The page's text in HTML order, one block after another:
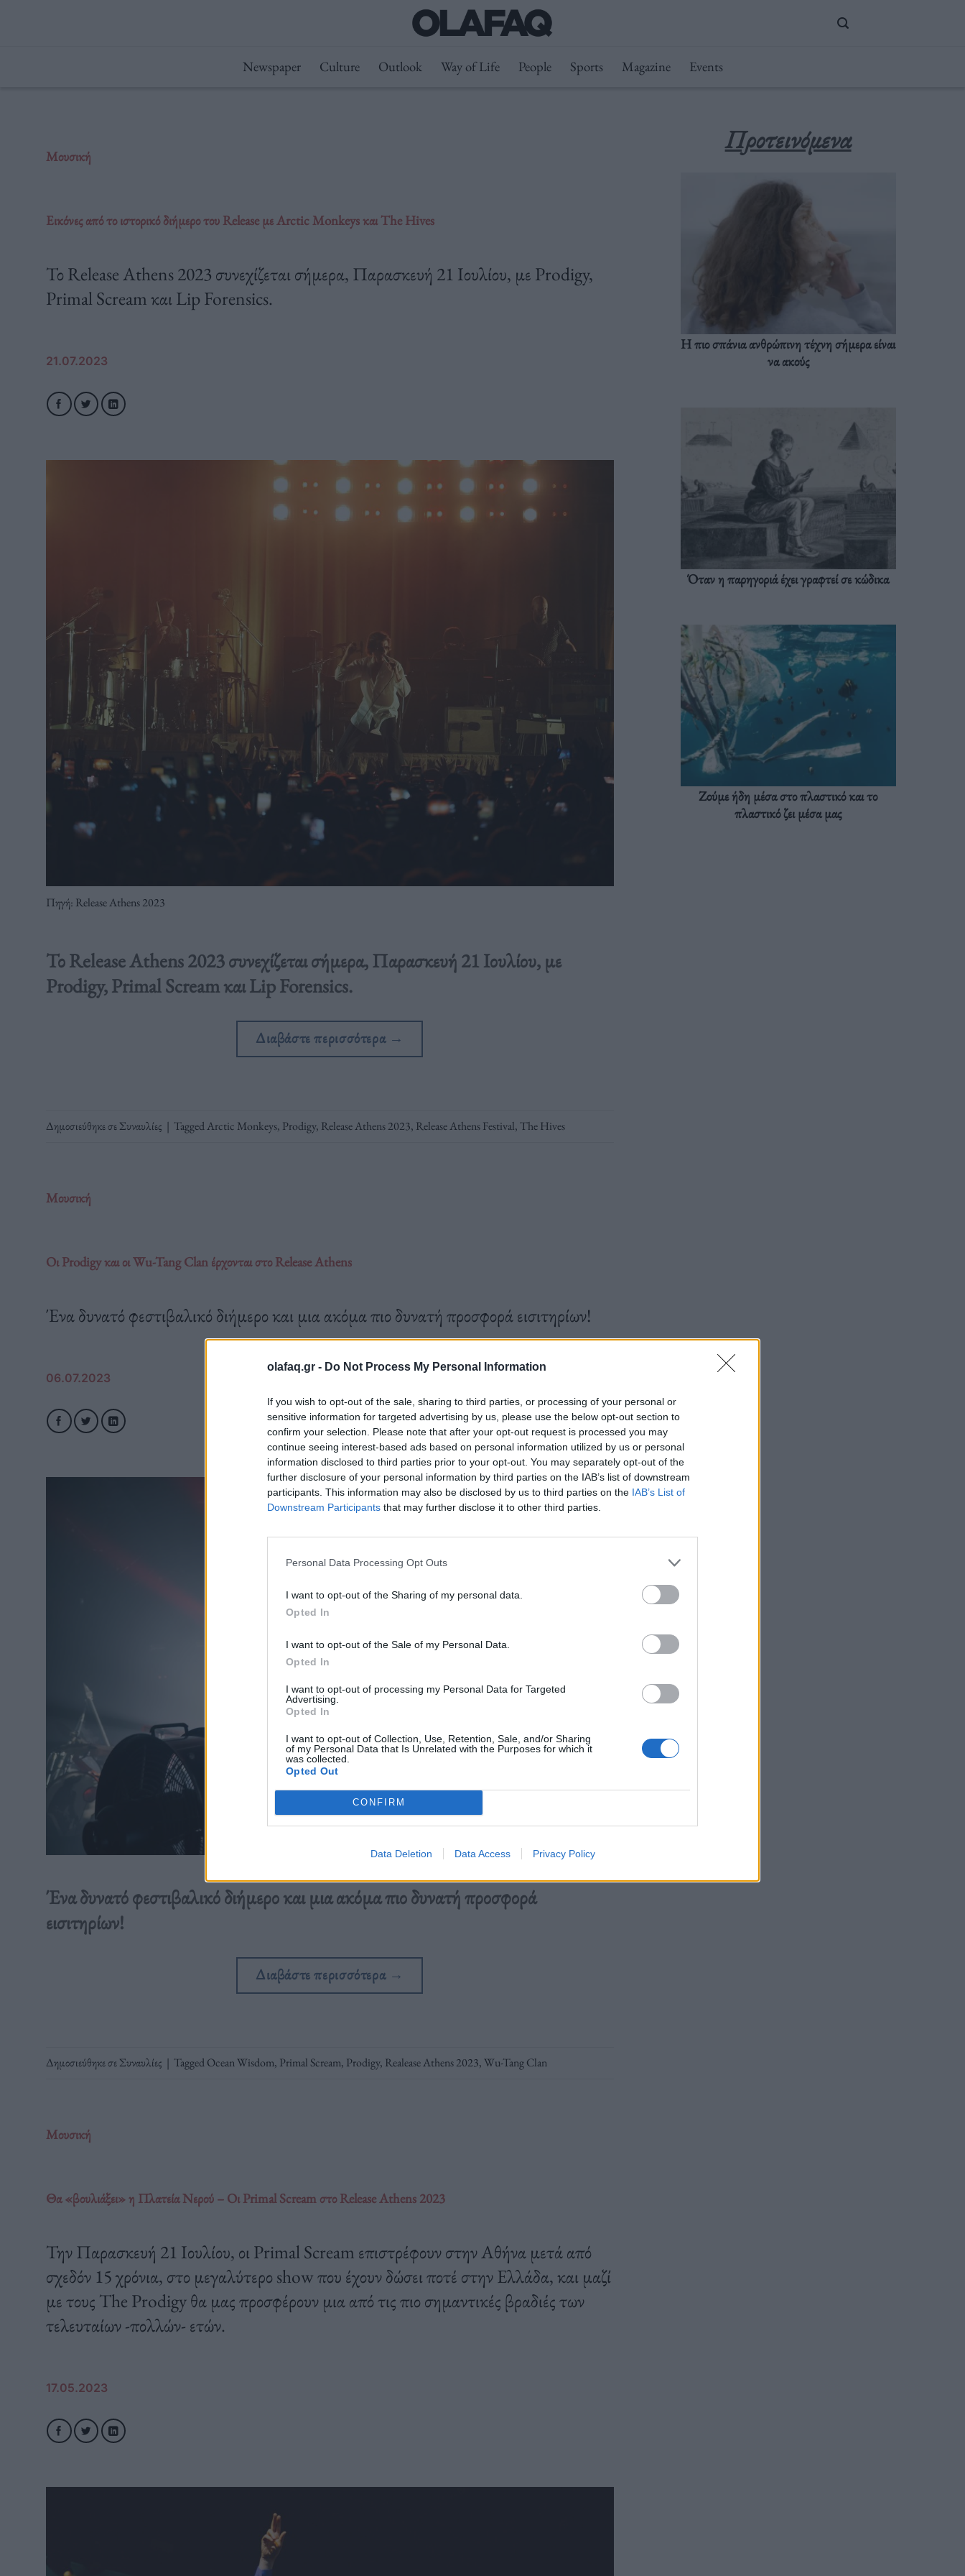
olafaq.gr - Do Not Process My Personal Information
If you wish to opt-out of the sale, sharing to third parties, or processing of your personal or
sensitive information for targeted advertising by us, please use the below opt-out section to
confirm your selection. Please note that after your opt-out request is processed you may
continue seeing interest-based ads based on personal information utilized by us or personal
information disclosed to third parties prior to your opt-out. You may separately opt-out of the
further disclosure of your personal information by third parties on the IAB’s list of downstream
participants. This information may also be disclosed by us to third parties on the IAB’s List of
Downstream Participants that may further disclose it to other third parties.
Personal Data Processing Opt Outs
I want to opt-out of the Sharing of my personal data.
Opted In
I want to opt-out of the Sale of my Personal Data.
Opted In
I want to opt-out of processing my Personal Data for Targeted
Advertising.
Opted In
I want to opt-out of Collection, Use, Retention, Sale, and/or Sharing
of my Personal Data that Is Unrelated with the Purposes for which it
was collected.
Opted Out
CONFIRM
Data Deletion Data Access Privacy Policy
Newspaper Culture Outlook Way of Life People Sports Magazine Events
Μουσική
Εικόνες από το ιστορικό διήμερο του Release με Arctic Monkeys και The Hives
Το Release Athens 2023 συνεχίζεται σήμερα, Παρασκευή 21 Ιουλίου, με Prodigy,
Primal Scream και Lip Forensics.
21.07.2023
Πηγή: Release Athens 2023
Το Release Athens 2023 συνεχίζεται σήμερα, Παρασκευή 21 Ιουλίου, με
Prodigy, Primal Scream και Lip Forensics.
Διαβάστε περισσότερα →
Δημοσιεύθηκε σεΣυναυλίες | TaggedArctic Monkeys, Prodigy, Release Athens 2023, Release Athens Festival, The Hives
Μουσική
Οι Prodigy και οι Wu-Tang Clan έρχονται στο Release Athens
Ένα δυνατό φεστιβαλικό διήμερο και μια ακόμα πιο δυνατή προσφορά εισιτηρίων!
06.07.2023
Ένα δυνατό φεστιβαλικό διήμερο και μια ακόμα πιο δυνατή προσφορά
εισιτηρίων!
Διαβάστε περισσότερα →
Δημοσιεύθηκε σεΣυναυλίες | TaggedOcean Wisdom, Primal Scream, Prodigy, Realease Athens 2023,Wu-Tang Clan
Μουσική
Θα «βουλιάξει» η Πλατεία Νερού – Οι Primal Scream στο Release Athens 2023
Την Παρασκευή 21 Ιουλίου, οι Primal Scream επιστρέφουν στην Αθήνα μετά από
σχεδόν 15 χρόνια, στο μεγαλύτερο show που έχουν δώσει ποτέ στην Ελλάδα, και μαζί
με τους The Prodigy θα μας προσφέρουν μια από τις πιο σημαντικές βραδιές των
τελευταίων -πολλών- ετών.
17.05.2023
Προτεινόμενα
Η πιο σπάνια ανθρώπινη τέχνη σήμερα είναι
να ακούς
Όταν η παρηγοριά έχει γραφτεί σε κώδικα
Ζούμε ήδη μέσα στο πλαστικό και το
πλαστικό ζει μέσα μας